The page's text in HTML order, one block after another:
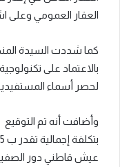
العقار العمومي وعلى
كما شددت السيدة
بالاعتماد على
لحصر أسماء
عيش قاطني دور